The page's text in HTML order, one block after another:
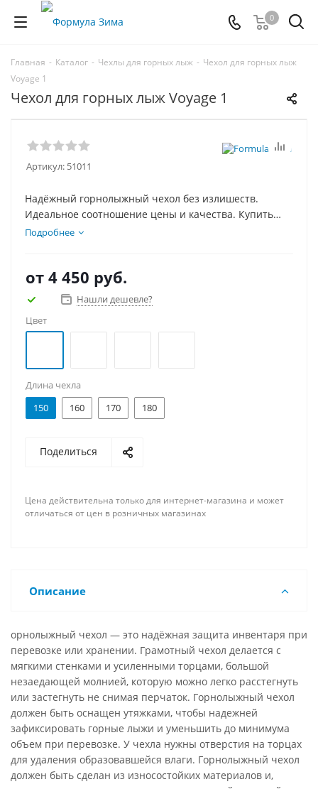
0
Главная - Каталог - Чехлы для горных лыж - Чехол для горных лыж
Voyage 1
Чехол для горных лыж Voyage 1
Артикул: 51011
Надёжный горнолыжный чехол без излишеств.
Идеальное соотношение цены и качества. Купить
можно самовывозом в нашем магазине или заказав
Подробнее
от 4 450 руб.
Нашли дешевле?
Цвет
Длина чехла
150
160 170 180
Поделиться
Цена действительна только для интернет-магазина и может
отличаться от цен в розничных магазинах
Описание
орнолыжный чехол — это надёжная защита инвентаря при
перевозке или хранении. Грамотный чехол делается с
мягкими стенками и усиленными торцами, большой
незаедающей молнией, которую можно легко расстегнуть
или застегнуть не снимая перчаток. Горнолыжный чехол
должен быть оснащен утяжками, чтобы надежней
зафиксировать горные лыжи и уменьшить до минимума
объем при перевозке. У чехла нужны отверстия на торцах
для удаления образовавшейся влаги. Горнолыжный чехол
должен быть сделан из износостойких материалов и,